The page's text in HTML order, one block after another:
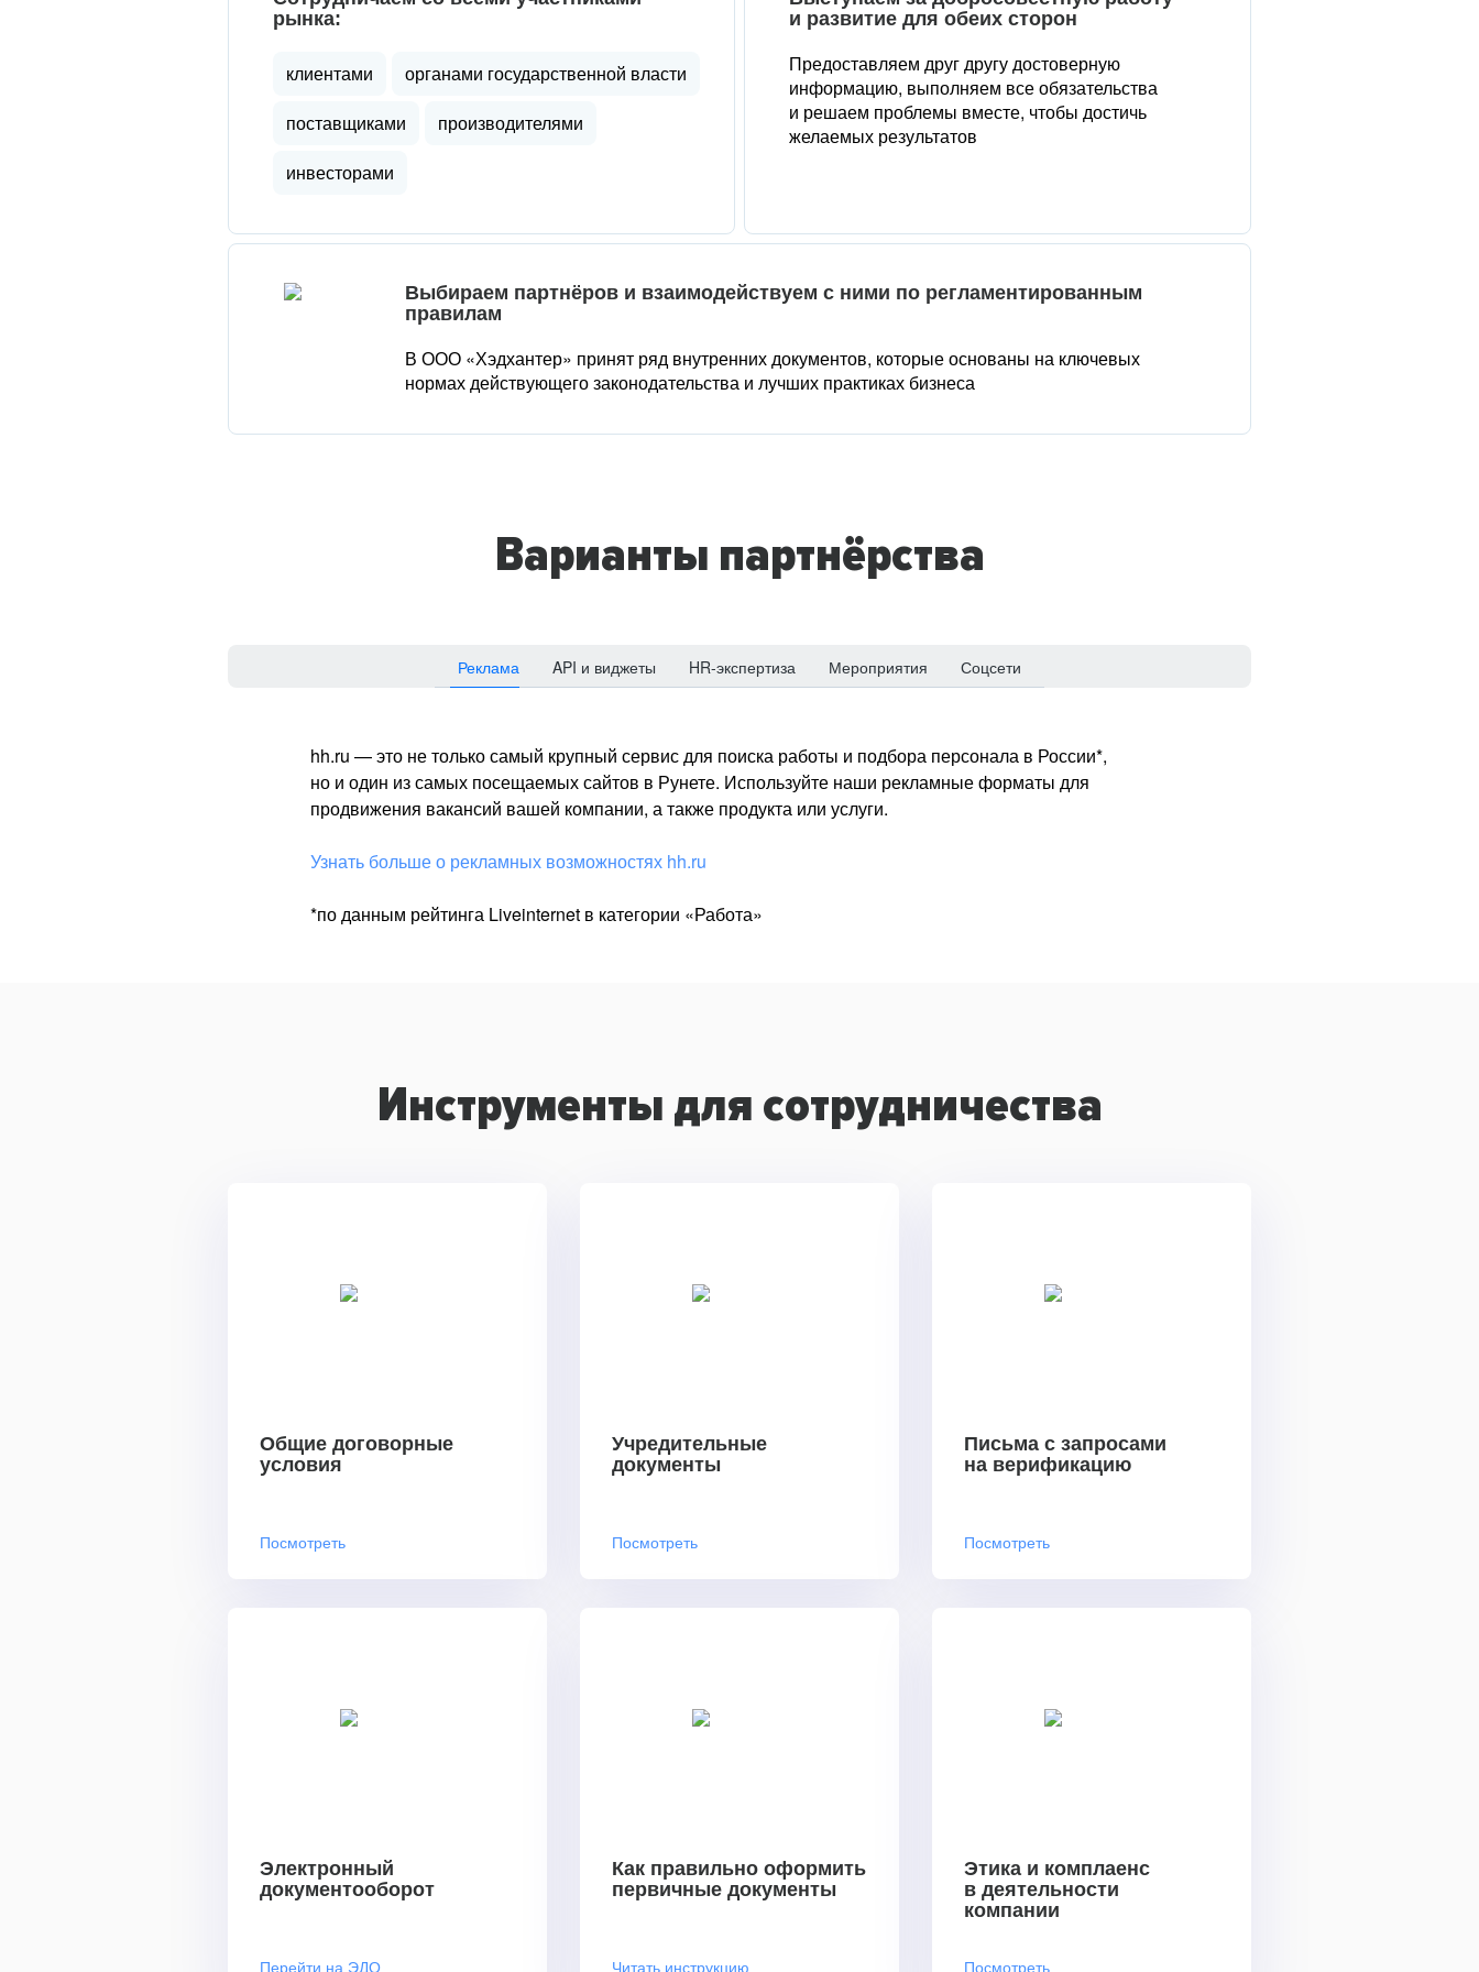
рынка:
клиентами
органами государственной власти
поставщиками
производителями
инвесторами
и развитие для обеих сторон
Предоставляем друг другу достоверную
информацию, выполняем все обязательства
и решаем проблемы вместе, чтобы достичь
желаемых результатов
Выбираем партнёров и взаимодействуем с ними по регламентированным
правилам
В ООО «Хэдхантер» принят ряд внутренних документов, которые основаны на ключевых
нормах действующего законодательства и лучших практиках бизнеса
Варианты партнёрства
Реклама API и виджеты HR-экспертиза Мероприятия Соцсети
hh.ru — это не только самый крупный сервис для поиска работы и подбора персонала в России*,
но и один из самых посещаемых сайтов в Рунете. Используйте наши рекламные форматы для
продвижения вакансий вашей компании, а также продукта или услуги.
Узнать больше о рекламных возможностях hh.ru
*по данным рейтинга Liveinternet в категории «Работа»
Инструменты для сотрудничества
Общие договорные
условия
Посмотреть
Учредительные
документы
Посмотреть
Письма с запросами
на верификацию
Посмотреть
Электронный
документооборот
Перейти на ЭДО
Как правильно оформить
первичные документы
Читать инструкцию
Этика и комплаенс
в деятельности
компании
Посмотреть